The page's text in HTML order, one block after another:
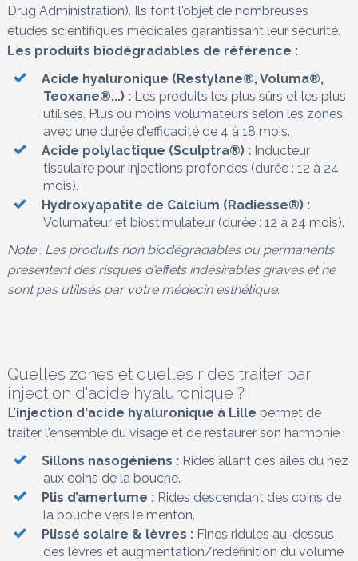
Drug Administration). Ils font l'objet de nombreuses
études scientifiques médicales garantissant leur sécurité.
Les produits biodégradables de référence :
Acide hyaluronique (Restylane®, Voluma®,
Teoxane®...) :Les produits les plus sûrs et les plus
utilisés. Plus ou moins volumateurs selon les zones,
avec une durée d'efficacité de 4 à 18 mois.
Acide polylactique (Sculptra®) :Inducteur
tissulaire pour injections profondes (durée : 12 à 24
mois).
Hydroxyapatite de Calcium (Radiesse®) :
Volumateur et biostimulateur (durée : 12 à 24 mois).
Note : Les produits non biodégradables ou permanents
présentent des risques d'effets indésirables graves et ne
sont pas utilisés par votre médecin esthétique.
Quelles zones et quelles rides traiter par
injection d'acide hyaluronique ?
L'injection d'acide hyaluronique à Lille permet de
traiter l'ensemble du visage et de restaurer son harmonie :
Sillons nasogéniens :Rides allant des ailes du nez
aux coins de la bouche.
Plis d’amertume :Rides descendant des coins de
la bouche vers le menton.
Plissé solaire & lèvres :Fines ridules au-dessus
des lèvres et augmentation/redéfinition du volume